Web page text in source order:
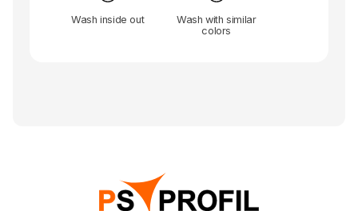
Wash inside out
Wash with similar
colors